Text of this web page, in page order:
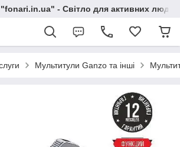
"fonari.in.ua" - Світло для активних людей
Мультитули Ganzo та інші